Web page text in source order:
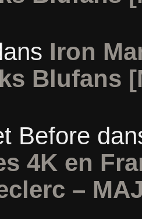
Iron
Blufans
Before
4K en
–